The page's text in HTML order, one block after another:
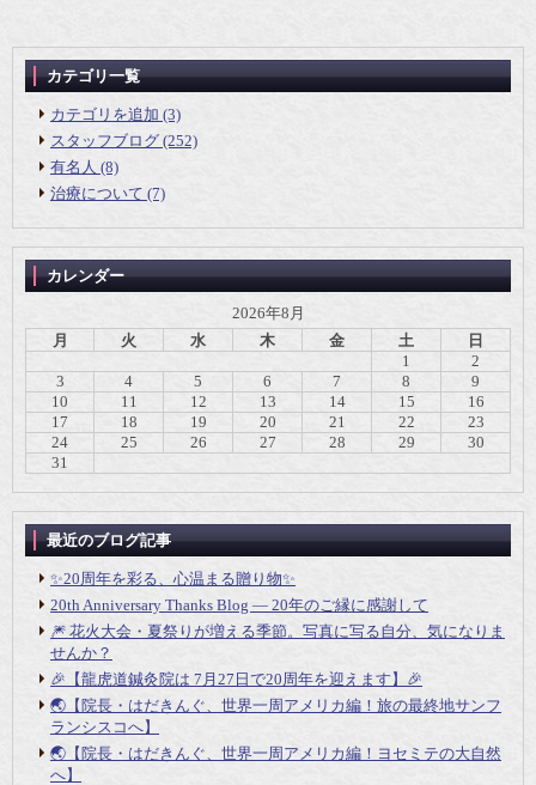
カテゴリ一覧
カテゴリを追加 (3)
スタッフブログ (252)
有名人 (8)
治療について (7)
カレンダー
2026年8月
月
火 水 木 金 土
日
1
2
3
4 5 6 7 8
9
10
11 12 13 14 15
16
17
18 19 20 21 22
23
24
25 26 27 28 29
30
31
最近のブログ記事
✨20周年を彩る、心温まる贈り物✨
20th Anniversary Thanks Blog ― 20年のご縁に感謝して
🎆 花火大会・夏祭りが増える季節。写真に写る自分、気になりま
せんか？
🎉【龍虎道鍼灸院は 7月27日で20周年を迎えます】🎉
🌏【院長・はだきんぐ、世界一周アメリカ編！旅の最終地サンフ
ランシスコへ】
🌏【院長・はだきんぐ、世界一周アメリカ編！ヨセミテの大自然
へ】